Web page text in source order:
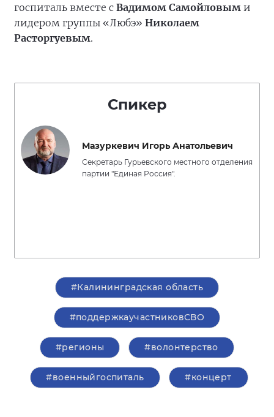
госпиталь вместе с Вадимом Самойловым и
лидером группы «Любэ» Николаем
Расторгуевым.
Спикер
Мазуркевич Игорь Анатольевич
Секретарь Гурьевского местного отделения
партии "Единая Россия".
#Калининградская область
#поддержкаучастниковСВО
#регионы #волонтерство
#военныйгоспиталь #концерт